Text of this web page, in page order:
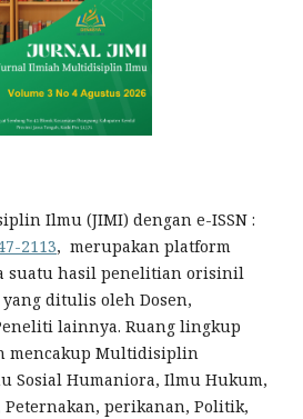
Ilmu (JIMI) dengan e-ISSN :
2113, merupakan platform
suatu hasil penelitian orisinil
ditulis oleh Dosen,
lainnya. Ruang lingkup
mencakup Multidisiplin
Sosial Humaniora, Ilmu Hukum,
Peternakan, perikanan, Politik,